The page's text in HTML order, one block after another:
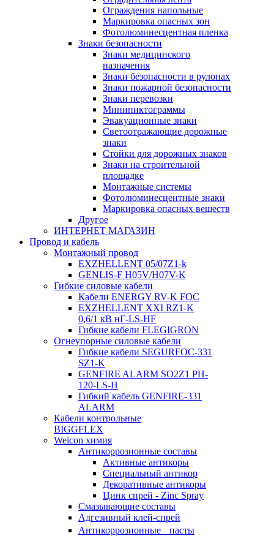
Ограждения напольные
Маркировка опасных зон
Фотолюминесцентная пленка
Знаки безопасности
Знаки медицинского
назначения
Знаки безопасности в рулонах
Знаки пожарной безопасности
Знаки перевозки
Минипиктограммы
Эвакуационные знаки
Светоотражающие дорожные
знаки
Стойки для дорожных знаков
Знаки на строительной
площадке
Монтажные системы
Фотолюминесцентные знаки
Маркировка опасных веществ
Другое
ИНТЕРНЕТ МАГАЗИН
Провод и кабель
Монтажный провод
EXZHELLENT 05/07Z1-k
GENLIS-F Н05V/H07V-K
Гибкие силовые кабели
Кабели ENERGY RV-K FOC
EXZHELLENT XXI RZ1-K
0,6/1 кВ нГ-LS-HF
Гибкие кабели FLEGIGRON
Огнеупорные силовые кабели
Гибкие кабели SEGURFOC-331
SZ1-K
GENFIRE ALARM SO2Z1 PH-
120-LS-H
Гибкий кабель GENFIRE-331
ALARM
Кабели контрольные
BIGGFLEX
Weicon химия
Антикоррозионные составы
Активные антикоры
Специальный антикор
Декоративные антикоры
Цинк спрей - Zinc Spray
Смазывающие составы
Адгезивный клей-спрей
Антикоррозионные пасты